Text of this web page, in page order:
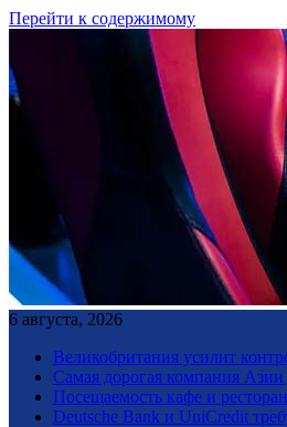
Перейти к содержимому
6 августа, 2026
Великобритания усилит
Самая дорогая компания
Посещаемость кафе и
Deutsche Bank и UniCredit